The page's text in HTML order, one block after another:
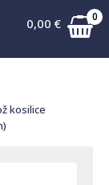
0,00 € 0
kosilice